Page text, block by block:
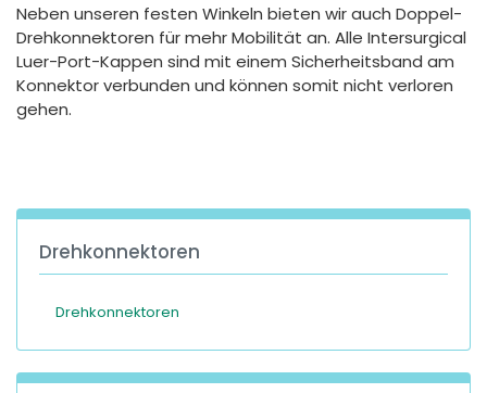
France
International English
Neben unseren festen Winkeln bieten wir auch Doppel-
Drehkonnektoren für mehr Mobilität an. Alle Intersurgical
Luer-Port-Kappen sind mit einem Sicherheitsband am
Konnektor verbunden und können somit nicht verloren
gehen.
Drehkonnektoren
Drehkonnektoren